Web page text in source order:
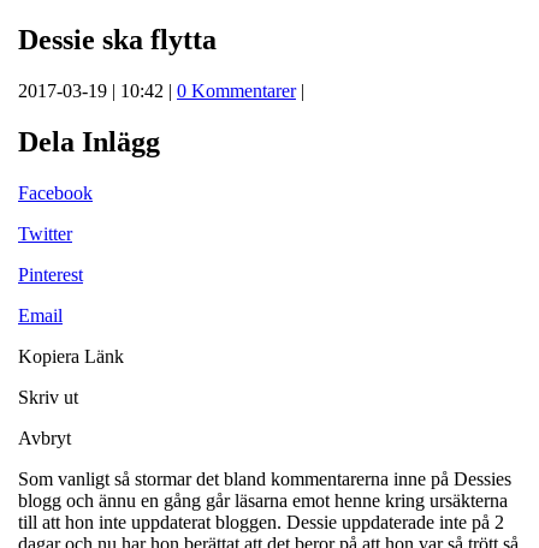
Dessie ska flytta
2017-03-19 | 10:42 | 0 Kommentarer|
Dela Inlägg
Facebook
Twitter
Pinterest
Email
Kopiera Länk
Skriv ut
Avbryt
Som vanligt så stormar det bland kommentarerna inne på Dessies
blogg och ännu en gång går läsarna emot henne kring ursäkterna
till att hon inte uppdaterat bloggen. Dessie uppdaterade inte på 2
dagar och nu har hon berättat att det beror på att hon var så trött så